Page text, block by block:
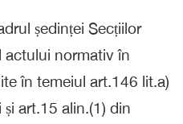
ședinței Secțiilor
actului normativ în
în temeiul art.146 lit.a)
art.15 alin.(1) din